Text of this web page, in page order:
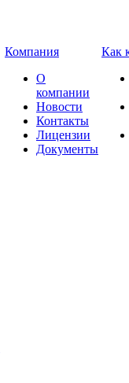
Компания
О
компании
Новости
Контакты
Лицензии
Документы
Как